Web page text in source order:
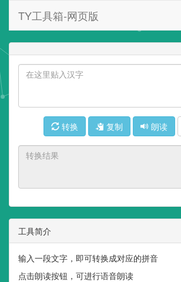
TY工具箱-网页版
转换 复制 朗读
工具简介
输入一段文字，即可转换成对应的拼音
点击朗读按钮，可进行语音朗读